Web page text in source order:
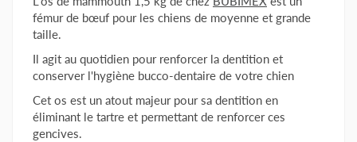
fémur de bœuf pour les chiens de moyenne et grande
taille.
Il agit au quotidien pour renforcer la dentition et
conserver l'hygiène bucco-dentaire de votre chien
Cet os est un atout majeur pour sa dentition en
éliminant le tartre et permettant de renforcer ces
gencives.